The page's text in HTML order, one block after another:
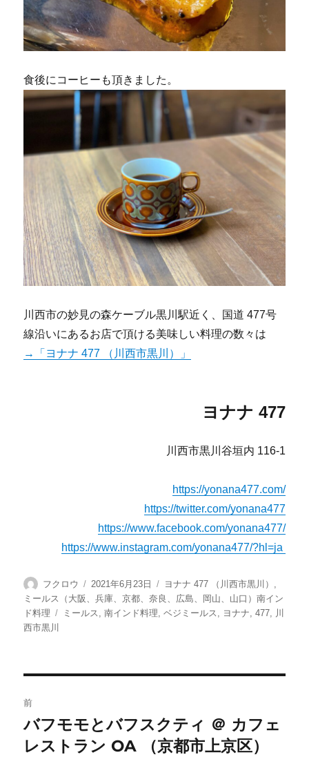
食後にコーヒーも頂きました。
川西市の妙見の森ケーブル黒川駅近く、国道 477号
線沿いにあるお店で頂ける美味しい料理の数々は
→「ヨナナ 477 （川西市黒川）」
ヨナナ 477
川西市黒川谷垣内 116-1
https://yonana477.com/
https://twitter.com/yonana477
https://www.facebook.com/yonana477/
https://www.instagram.com/yonana477/?hl=ja
投
稿
者
フクロウ
投
稿
日:
2021年6月23日
カ
テ
ゴ
ヨナナ 477 （川西市黒川）
ミールス（大阪、兵庫、京都、奈良、広島、岡山、山口）南イン
ド料理
タ
ミールス ,南インド料理 ,ベジミールス ヨナナ ,477
川
西市黒川
稿
ナ
前
前
の
バフモモとバフスクティ ＠ カフェ
レストラン OA （京都市上京区）